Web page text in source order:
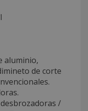
aluminio,
de corte
/